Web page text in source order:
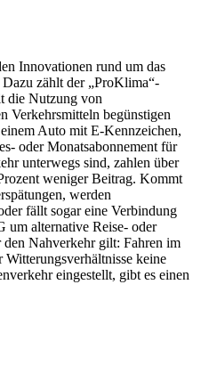
Innovationen rund um das
zählt der „ProKlima“-
die Nutzung von
Verkehrsmitteln begünstigen
Auto mit E-Kennzeichen,
oder Monatsabonnement für
unterwegs sind, zahlen über
weniger Beitrag. Kommt
werden
fällt sogar eine Verbindung
um alternative Reise- oder
Nahverkehr gilt: Fahren im
keine
eingestellt, gibt es einen